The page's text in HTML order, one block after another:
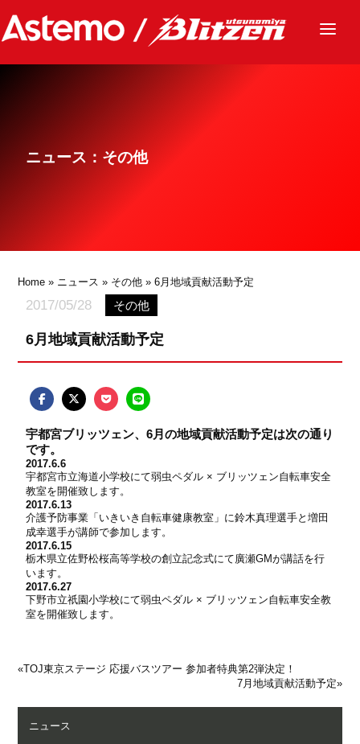
ニュース
グッズ
ニュース：その他
Home » ニュース » その他 » 6月地域貢献活動予定
2017/05/28 その他
6月地域貢献活動予定
宇都宮ブリッツェン、6月の地域貢献活動予定は次の通り
です。
2017.6.6
宇都宮市立海道小学校にて弱虫ペダル × ブリッツェン自転車安全
教室を開催致します。
2017.6.13
介護予防事業 「いきいき自転車健康教室」 に鈴木真理選手と増田
成幸選手が講師で参加します。
2017.6.15
栃木県立佐野松桜高等学校の創立記念式にて廣瀬GMが講話を行
います。
2017.6.27
下野市立祇園小学校にて弱虫ペダル × ブリッツェン自転車安全教
室を開催致します。
«TOJ東京ステージ 応援バスツアー 参加者特典第2弾決定！
7月地域貢献活動予定»
ニュース